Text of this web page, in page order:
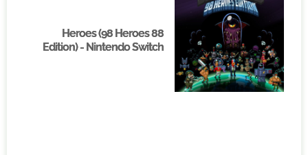
88 Heroes (98 Heroes
Edition) - Nintendo Switch
88 Heroes (98 Heroes
Edition) - Nintendo Switch